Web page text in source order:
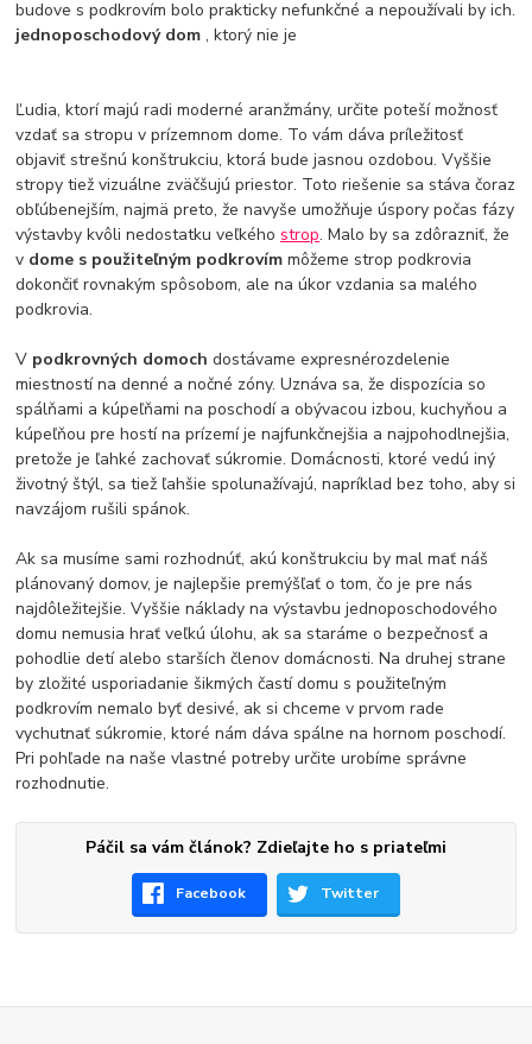
budove s podkrovím bolo prakticky nefunkčné a nepoužívali by ich.
jednoposchodový dom, ktorý nie je
Ľudia, ktorí majú radi moderné aranžmány, určite poteší možnosť
vzdať sa stropu v prízemnom dome. To vám dáva príležitosť
objaviť strešnú konštrukciu, ktorá bude jasnou ozdobou. Vyššie
stropy tiež vizuálne zväčšujú priestor. Toto riešenie sa stáva čoraz
obľúbenejším, najmä preto, že navyše umožňuje úspory počas fázy
výstavby kvôli nedostatku veľkéhostrop. Malo by sa zdôrazniť, že
v dome s použiteľným podkrovímmôžeme strop podkrovia
dokončiť rovnakým spôsobom, ale na úkor vzdania sa malého
podkrovia.
V podkrovných domochdostávame expresnérozdelenie
miestností na denné a nočné zóny. Uznáva sa, že dispozícia so
spálňami a kúpeľňami na poschodí a obývacou izbou, kuchyňou a
kúpeľňou pre hostí na prízemí je najfunkčnejšia a najpohodlnejšia,
pretože je ľahké zachovať súkromie. Domácnosti, ktoré vedú iný
životný štýl, sa tiež ľahšie spolunažívajú, napríklad bez toho, aby si
navzájom rušili spánok.
Ak sa musíme sami rozhodnúť, akú konštrukciu by mal mať náš
plánovaný domov, je najlepšie premýšľať o tom, čo je pre nás
najdôležitejšie. Vyššie náklady na výstavbu jednoposchodového
domu nemusia hrať veľkú úlohu, ak sa staráme o bezpečnosť a
pohodlie detí alebo starších členov domácnosti. Na druhej strane
by zložité usporiadanie šikmých častí domu s použiteľným
podkrovím nemalo byť desivé, ak si chceme v prvom rade
vychutnať súkromie, ktoré nám dáva spálne na hornom poschodí.
Pri pohľade na naše vlastné potreby určite urobíme správne
rozhodnutie.
Páčil sa vám článok? Zdieľajte ho s priateľmi
Facebook Twitter